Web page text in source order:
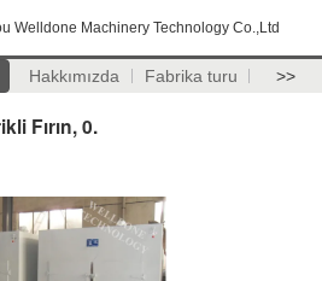
Welldone Machinery Technology Co.,Ltd
Hakkımızda Fabrika turu >>
Fırın, 0.